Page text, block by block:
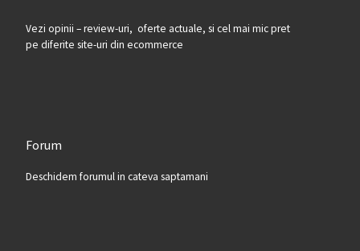
Vezi opinii – review-uri, oferte actuale, si cel mai mic pret
pe diferite site-uri din ecommerce
Forum
Deschidem forumul in cateva saptamani